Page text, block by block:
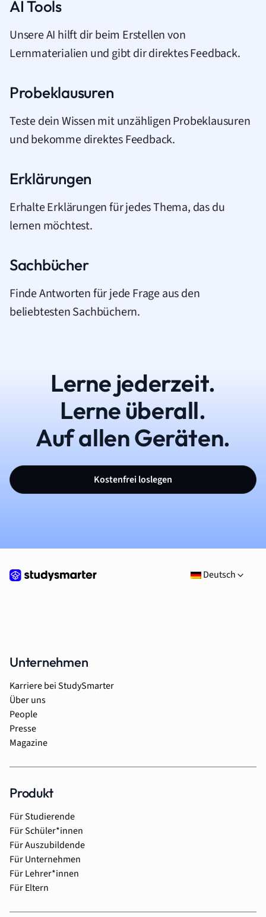
AI Tools
Unsere AI hilft dir beim Erstellen von
Lernmaterialien und gibt dir direktes Feedback.
Probeklausuren
Teste dein Wissen mit unzähligen Probeklausuren
und bekomme direktes Feedback.
Erklärungen
Erhalte Erklärungen für jedes Thema, das du
lernen möchtest.
Sachbücher
Finde Antworten für jede Frage aus den
beliebtesten Sachbüchern.
Lerne jederzeit.
Lerne überall.
Auf allen Geräten.
Kostenfrei loslegen
Deutsch
Unternehmen
Karriere bei StudySmarter
Über uns
People
Presse
Magazine
Produkt
Für Studierende
Für Schüler*innen
Für Auszubildende
Für Unternehmen
Für Lehrer*innen
Für Eltern